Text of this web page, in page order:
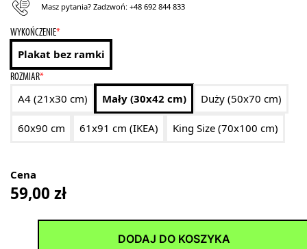
Masz pytania? Zadzwoń: +48 692 844 833
*
WYKOŃCZENIE
Plakat bez ramki
*
ROZMIAR
A4 (21x30 cm) Mały (30x42 cm) Duży (50x70 cm)
60x90 cm 61x91 cm (IKEA) King Size (70x100 cm)
Cena
59,00 zł
DODAJ DO KOSZYKA